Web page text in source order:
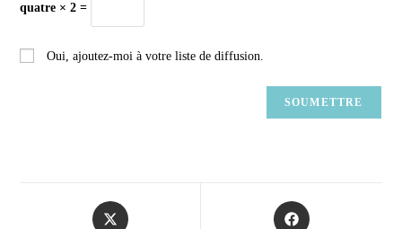
quatre × 2 =
Oui, ajoutez-moi à votre liste de diffusion.